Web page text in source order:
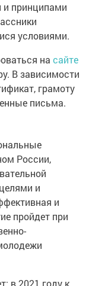
и принципами
условиями.
на сайте
В зависимости
грамоту
письма.
России,
и
и
пройдет при